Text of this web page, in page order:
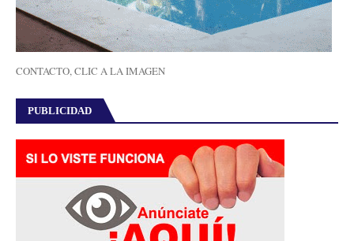
CONTACTO, CLIC A LA IMAGEN
PUBLICIDAD